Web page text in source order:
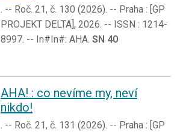
. -- Roč. 21, č. 130 (2026). -- Praha : [GP
PROJEKT DELTA], 2026. -- ISSN : 1214-
8997. -- In#In#: AHA. SN 40
AHA! : co nevíme my, neví
nikdo!
. -- Roč. 21, č. 131 (2026). -- Praha : [GP